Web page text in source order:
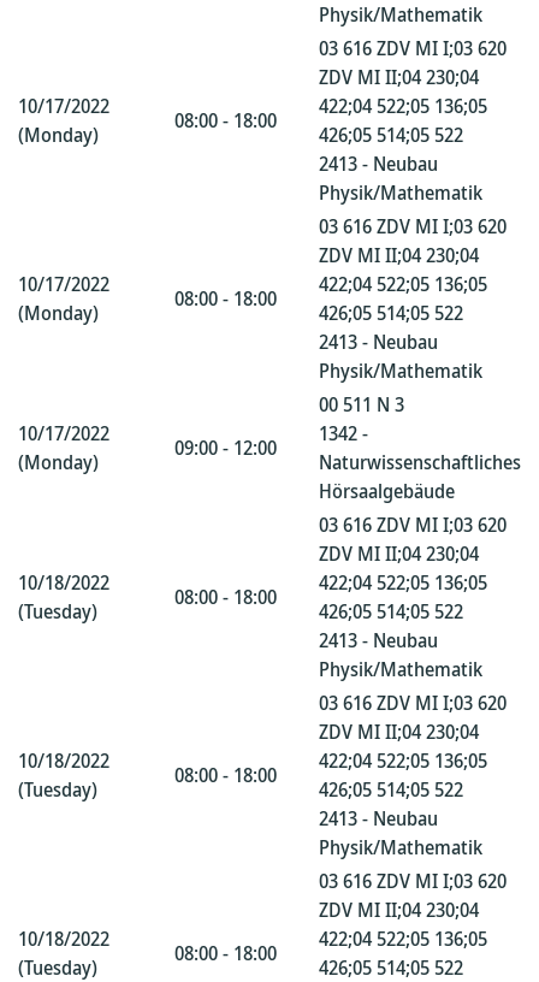
Physik/Mathematik
10/17/2022
(Monday)
08:00 - 18:00
03 616 ZDV MI I;03 620
ZDV MI II;04 230;04
422;04 522;05 136;05
426;05 514;05 522
2413 - Neubau
Physik/Mathematik
10/17/2022
(Monday)
08:00 - 18:00
03 616 ZDV MI I;03 620
ZDV MI II;04 230;04
422;04 522;05 136;05
426;05 514;05 522
2413 - Neubau
Physik/Mathematik
10/17/2022
(Monday)
09:00 - 12:00
00 511 N 3
1342 -
Naturwissenschaftliches
Hörsaalgebäude
10/18/2022
(Tuesday)
08:00 - 18:00
03 616 ZDV MI I;03 620
ZDV MI II;04 230;04
422;04 522;05 136;05
426;05 514;05 522
2413 - Neubau
Physik/Mathematik
10/18/2022
(Tuesday)
08:00 - 18:00
03 616 ZDV MI I;03 620
ZDV MI II;04 230;04
422;04 522;05 136;05
426;05 514;05 522
2413 - Neubau
Physik/Mathematik
10/18/2022
(Tuesday)
08:00 - 18:00
03 616 ZDV MI I;03 620
ZDV MI II;04 230;04
422;04 522;05 136;05
426;05 514;05 522